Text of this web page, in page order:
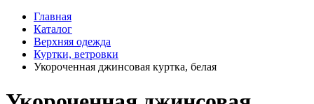
Главная
Каталог
Верхняя одежда
Куртки, ветровки
Укороченная джинсовая куртка, белая